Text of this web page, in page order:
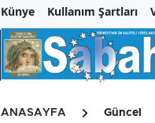
Künye Kullanım Şartları
ANASAYFA Güncel